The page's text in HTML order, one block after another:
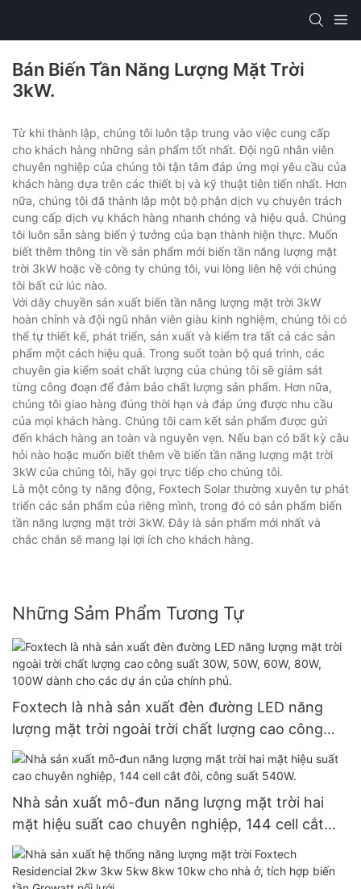
Bán Biến Tần Năng Lượng Mặt Trời
3kW.
Từ khi thành lập, chúng tôi luôn tập trung vào việc cung cấp
cho khách hàng những sản phẩm tốt nhất. Đội ngũ nhân viên
chuyên nghiệp của chúng tôi tận tâm đáp ứng mọi yêu cầu của
khách hàng dựa trên các thiết bị và kỹ thuật tiên tiến nhất. Hơn
nữa, chúng tôi đã thành lập một bộ phận dịch vụ chuyên trách
cung cấp dịch vụ khách hàng nhanh chóng và hiệu quả. Chúng
tôi luôn sẵn sàng biến ý tưởng của bạn thành hiện thực. Muốn
biết thêm thông tin về sản phẩm mới biến tần năng lượng mặt
trời 3kW hoặc về công ty chúng tôi, vui lòng liên hệ với chúng
tôi bất cứ lúc nào.
Với dây chuyền sản xuất biến tần năng lượng mặt trời 3kW
hoàn chỉnh và đội ngũ nhân viên giàu kinh nghiệm, chúng tôi có
thể tự thiết kế, phát triển, sản xuất và kiểm tra tất cả các sản
phẩm một cách hiệu quả. Trong suốt toàn bộ quá trình, các
chuyên gia kiểm soát chất lượng của chúng tôi sẽ giám sát
từng công đoạn để đảm bảo chất lượng sản phẩm. Hơn nữa,
chúng tôi giao hàng đúng thời hạn và đáp ứng được nhu cầu
của mọi khách hàng. Chúng tôi cam kết sản phẩm được gửi
đến khách hàng an toàn và nguyên vẹn. Nếu bạn có bất kỳ câu
hỏi nào hoặc muốn biết thêm về biến tần năng lượng mặt trời
3kW của chúng tôi, hãy gọi trực tiếp cho chúng tôi.
Là một công ty năng động, Foxtech Solar thường xuyên tự phát
triển các sản phẩm của riêng mình, trong đó có sản phẩm biến
tần năng lượng mặt trời 3kW. Đây là sản phẩm mới nhất và
chắc chắn sẽ mang lại lợi ích cho khách hàng.
Những Sảm Phẩm Tương Tự
Foxtech là nhà sản xuất đèn đường LED năng
lượng mặt trời ngoài trời chất lượng cao công
suất 30W, 50W, 60W, 80W, 100W dành cho các
dự án của chính phủ.
Nhà sản xuất mô-đun năng lượng mặt trời hai
mặt hiệu suất cao chuyên nghiệp, 144 cell cắt
đôi, công suất 540W.